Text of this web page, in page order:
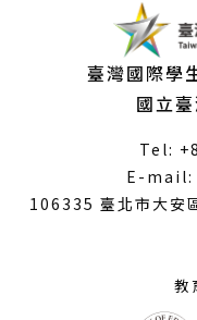
臺灣國際學
國立
Tel:
E-
106335 臺北市大安
教